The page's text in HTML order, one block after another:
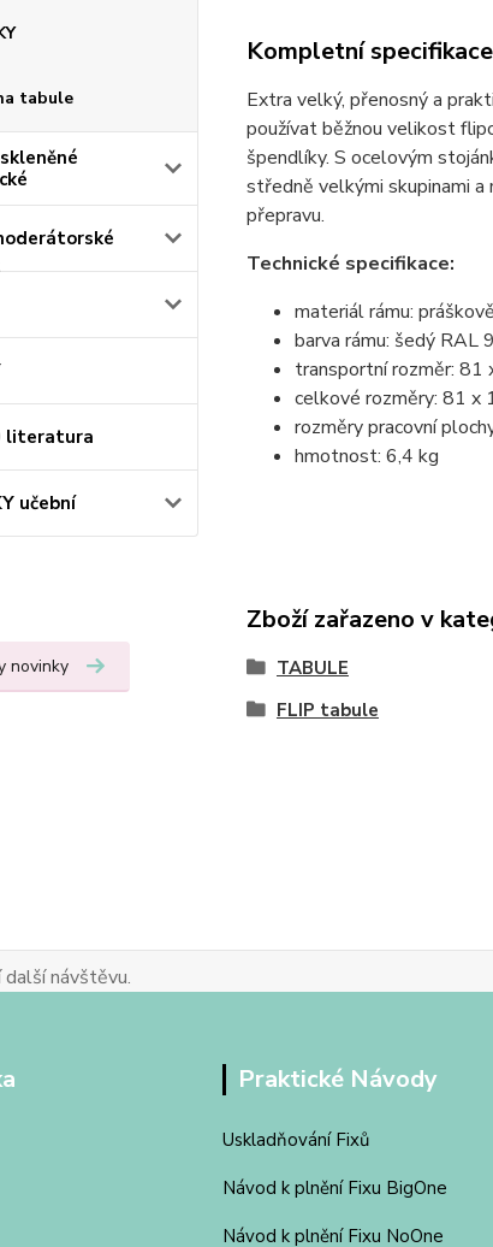
tabule
literatura
učební
novinky
Kompletní specifikace
Extra velký, přenosný a
používat běžnou velikost
špendlíky. S ocelovým
středně velkými skupinami a
přepravu.
Technické specifikace:
materiál rámu:
barva rámu: šedý RAL
transportní rozměr: 81
celkové rozměry: 81 x
rozměry pracovní
hmotnost: 6,4 kg
Zboží zařazeno v
TABULE
FLIP tabule
návštěvu.
Praktické Návody
Uskladňování Fixů
Návod k plnění Fixu BigOne
Návod k plnění Fixu NoOne